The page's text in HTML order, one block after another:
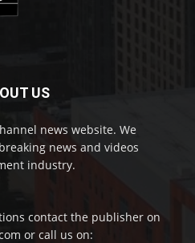
US
news website. We
news and videos
industry.
contact the publisher on
or call us on: